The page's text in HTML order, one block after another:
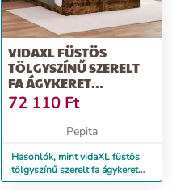
VIDAXL FÜSTÖS
TÖLGYSZÍNŰ SZERELT
FA ÁGYKERET
FIÓKOKKAL 120 X 200
CM
72 110 Ft
Pepita
Hasonlók, mint vidaXL füstös
tölgyszínű szerelt fa ágykeret
fiókokkal 120 x 200 cm